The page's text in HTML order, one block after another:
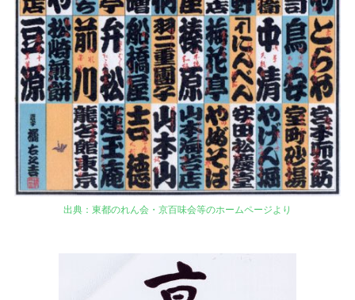
出典：東都のれん会・京百味会等のホームページより